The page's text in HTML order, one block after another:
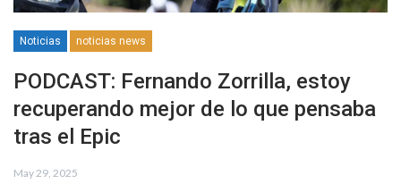
Noticias noticias news
PODCAST: Fernando Zorrilla, estoy
recuperando mejor de lo que pensaba
tras el Epic
May 29, 2025